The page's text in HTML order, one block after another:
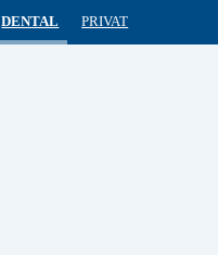
DENTAL PRIVAT